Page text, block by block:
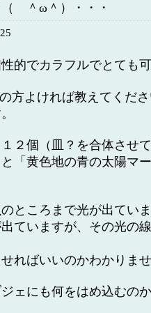
（ ＾ω＾）・・・
的でカラフルでとても
よければ教えてくだ
２個（皿？を合体させ
「黄色地の青の太陽マ
ところまで光が出てい
ていますが、その光の
ればいいのかわかりま
ェにも何をはめ込むの